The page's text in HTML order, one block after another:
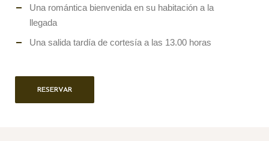
Una romántica bienvenida en su habitación a la
llegada
Una salida tardía de cortesía a las 13.00 horas
RESERVAR